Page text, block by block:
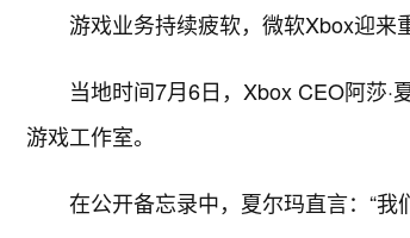
游戏业务持续疲软，微软Xbox迎来
当地时间7月6日，Xbox CEO阿莎
游戏工作室。
在公开备忘录中，夏尔玛直言：“我